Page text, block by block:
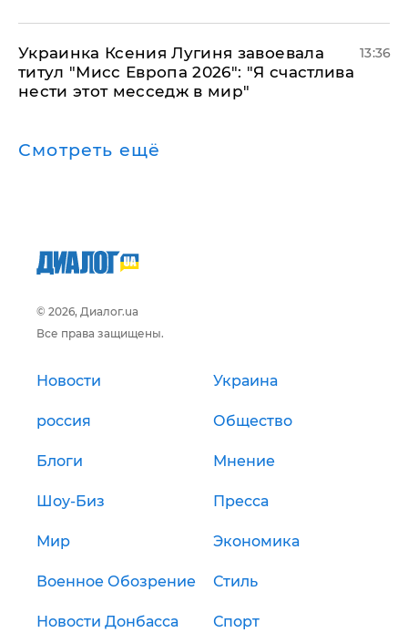
Украинка Ксения Лугиня завоевала
титул "Мисс Европа 2026": "Я счастлива
нести этот месседж в мир"
13:36
Смотреть ещё
© 2026, Диалог.ua
Все права защищены.
Новости Украина
россия Общество
Блоги Мнение
Шоу-Биз Пресса
Мир Экономика
Военное Обозрение Стиль
Новости Донбасса Спорт